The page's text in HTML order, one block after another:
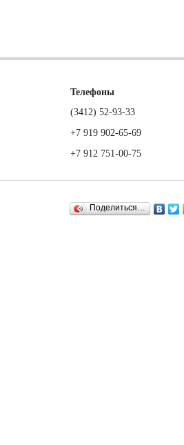
Телефоны
(3412) 52-93-33
+7 919 902-65-69
+7 912 751-00-75
Поделиться…